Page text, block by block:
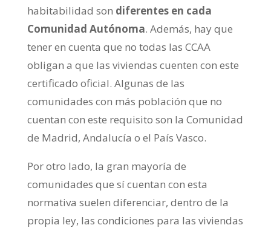
habitabilidad son diferentes en cada
Comunidad Autónoma. Además, hay que
tener en cuenta que no todas las CCAA
obligan a que las viviendas cuenten con este
certificado oficial. Algunas de las
comunidades con más población que no
cuentan con este requisito son la Comunidad
de Madrid, Andalucía o el País Vasco.
Por otro lado, la gran mayoría de
comunidades que sí cuentan con esta
normativa suelen diferenciar, dentro de la
propia ley, las condiciones para las viviendas